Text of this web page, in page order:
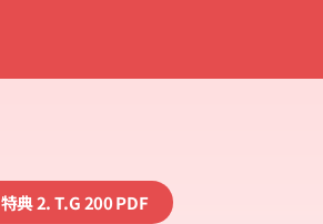
特典 2. T.G 200 PDF